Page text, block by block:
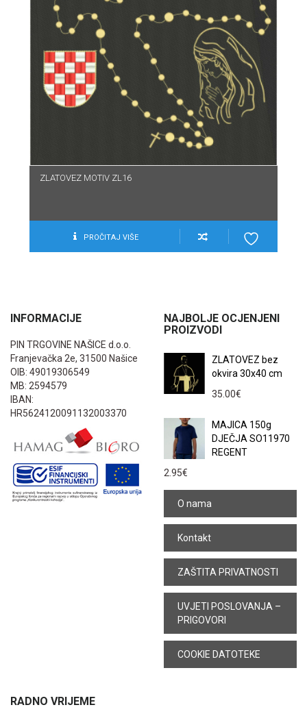
ZLATOVEZ MOTIV ZL16
PROČITAJ VIŠE
INFORMACIJE
PIN TRGOVINE NAŠICE d.o.o.
Franjevačka 2e, 31500 Našice
OIB: 49019306549
MB: 2594579
IBAN:
HR5624120091132003370
NAJBOLJE OCJENJENI
PROIZVODI
ZLATOVEZ bez
okvira 30x40 cm
35.00€
MAJICA 150g
DJEČJA SO11970
REGENT
2.95€
O nama
Kontakt
ZAŠTITA PRIVATNOSTI
UVJETI POSLOVANJA –
PRIGOVORI
COOKIE DATOTEKE
RADNO VRIJEME